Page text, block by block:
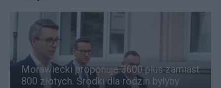
Morawiecki proponuje 3600 plus zamiast
800 złotych. Środki dla rodzin byłyby